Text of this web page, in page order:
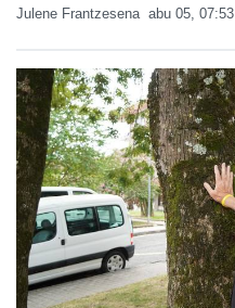
Julene Frantzesena abu 05, 07:53